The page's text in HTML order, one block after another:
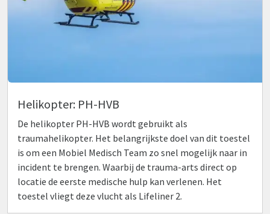
Helikopter: PH-HVB
De helikopter PH-HVB wordt gebruikt als
traumahelikopter. Het belangrijkste doel van dit toestel
is om een Mobiel Medisch Team zo snel mogelijk naar in
incident te brengen. Waarbij de trauma-arts direct op
locatie de eerste medische hulp kan verlenen. Het
toestel vliegt deze vlucht als Lifeliner 2.